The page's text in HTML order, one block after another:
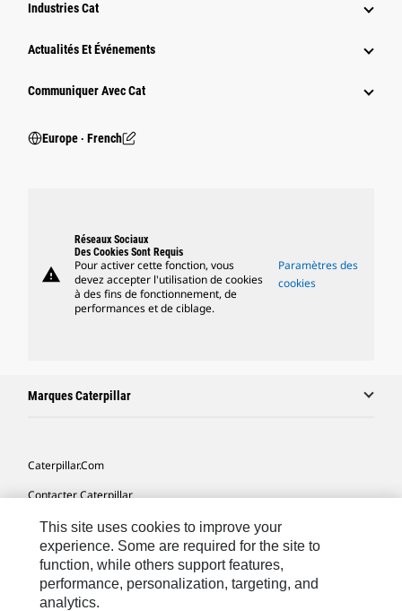
Industries Cat
Actualités Et Événements
Communiquer Avec Cat
Europe ‧ French
warning
Réseaux Sociaux
Des Cookies Sont Requis
Pour activer cette fonction, vous
devez accepter l'utilisation de cookies
à des fins de fonctionnement, de
performances et de ciblage.
Paramètres des
cookies
Marques Caterpillar
Caterpillar.com
Contacter Caterpillar
Mes Préférences Marketing
Plan Du Site
Cookie Settings
This site uses cookies to improve your
experience. Some are required for the site to
function, while others support features,
performance, personalization, targeting, and
analytics.